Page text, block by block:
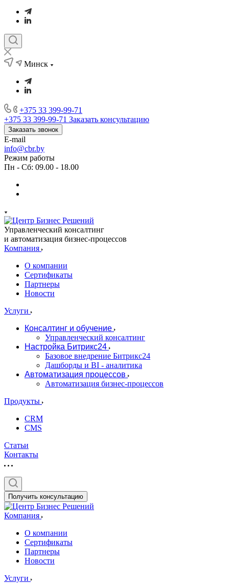
Минск
+375 33 399-99-71
+375 33 399-99-71 Заказать консультацию
Заказать звонок
E-mail
info@cbr.by
Режим работы
Пн - Сб: 09.00 - 18.00
Управленческий консалтинг
и автоматизация бизнес-процессов
Компания
О компании
Сертификаты
Партнеры
Новости
Услуги
Консалтинг и обучение
Управленческий консалтинг
Настройка Битрикс24
Базовое внедрение Битрикс24
Дашборды и BI - аналитика
Автоматизация процессов
Автоматизация бизнес-процессов
Продукты
CRM
CMS
Статьи
Контакты
Получить консультацию
Компания
О компании
Сертификаты
Партнеры
Новости
Услуги